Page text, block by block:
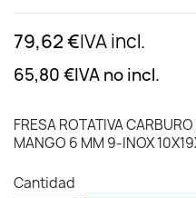
79,62 €IVA incl.
65,80 €IVA no incl.
FRESA ROTATIVA
MANGO 6 MM 9-INOX
Cantidad